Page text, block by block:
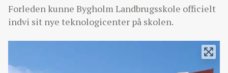
Forleden kunne Bygholm Landbrugsskole officielt
indvi sit nye teknologicenter på skolen.